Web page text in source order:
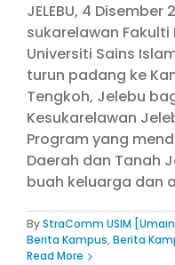
JELEBU, 4
sukarelawan
Universiti Sains
turun padang ke
Tengkoh, Jelebu
Kesukarelawan
Program yang
Daerah dan Tanah
buah keluarga dan
ByStraComm USIM
Berita Kampus,Berita
Read More